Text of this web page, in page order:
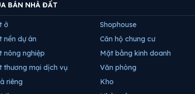
BÁN NHÀ ĐẤT
ở
nền dự án
nông nghiệp
thương mại dịch vụ
riêng
Shophouse
Căn hộ chung cư
Mặt bằng kinh doanh
Văn phòng
Kho